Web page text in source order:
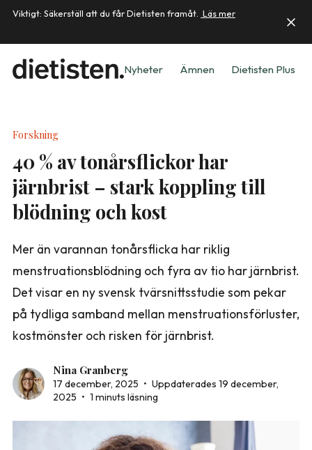
Viktigt: Säkerställ att du får Dietisten framåt. Läs mer
Nyheter Ämnen Dietisten Plus
Forskning
40 % av tonårsflickor har
järnbrist – stark koppling till
blödning och kost
Mer än varannan tonårsflicka har riklig
menstruationsblödning och fyra av tio har järnbrist.
Det visar en ny svensk tvärsnittsstudie som pekar
på tydliga samband mellan menstruationsförluster,
kostmönster och risken för järnbrist.
Nina Granberg
17 december, 2025 • Uppdaterades 19 december,
2025 • 1 minuts läsning